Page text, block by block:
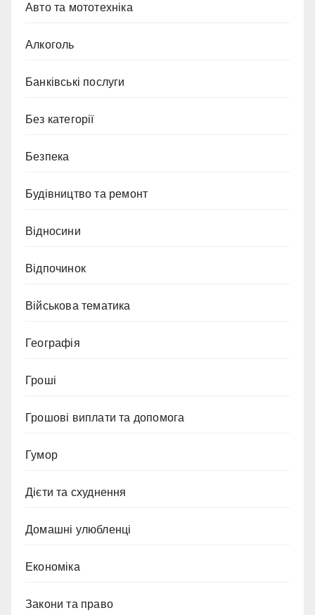
Авто та мототехніка
Алкоголь
Банківські послуги
Без категорії
Безпека
Будівництво та ремонт
Відносини
Відпочинок
Військова тематика
Географія
Гроші
Грошові виплати та допомога
Гумор
Дієти та схуднення
Домашні улюбленці
Економіка
Закони та право